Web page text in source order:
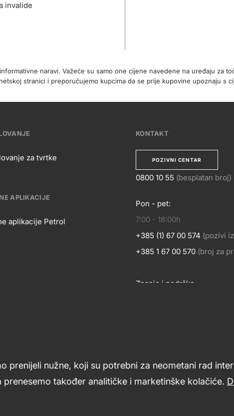
prenijeli nužne, koji su potrebni za neometani rad
također analitičke i marketinške kolačiće.
invalide
naravi. Važeće su samo one cijene navedene na uređaju za
stranici i preporučujemo kupcima da se prije kupovine upoznaju s
za tvrtke
APLIKACIJE
aplikacije Petrol
KONTAKT
POZIVNI CENTAR
0800 10 55 (besplatan broj)
Pon - pet:
7:00 - 18:00h
+385 (1) 67 00 574 (pozivi
+385 1 67 00 570 (broj za
Znanje i podrška